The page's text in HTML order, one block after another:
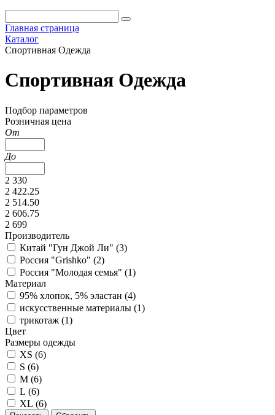
Главная страница
Каталог
Спортивная Одежда
Спортивная Одежда
Подбор параметров
Розничная цена
От
До
2 330
2 422.25
2 514.50
2 606.75
2 699
Производитель
Китай "Гун Джой Ли" (3)
Россия "Grishko" (2)
Россия "Молодая семья" (1)
Материал
95% хлопок, 5% эластан (4)
искусственные материалы (1)
трикотаж (1)
Цвет
Размеры одежды
XS (6)
S (6)
M (6)
L (6)
XL (6)